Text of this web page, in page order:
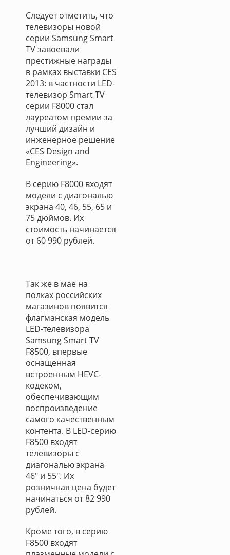
Следует отметить, что
телевизоры новой
серии Samsung Smart
TV завоевали
престижные награды
в рамках выставки CES
2013: в частности LED-
телевизор Smart TV
серии F8000 стал
лауреатом премии за
лучший дизайн и
инженерное решение
«CES Design and
Engineering».
В серию F8000 входят
модели с диагональю
экрана 40, 46, 55, 65 и
75 дюймов. Их
стоимость начинается
от 60 990 рублей.
Так же в мае на
полках российских
магазинов появится
флагманская модель
LED-телевизора
Samsung Smart TV
F8500, впервые
оснащенная
встроенным HEVC-
кодеком,
обеспечивающим
воспроизведение
самого качественным
контента. В LED-серию
F8500 входят
телевизоры с
диагональю экрана
46" и 55". Их
розничная цена будет
начинаться от 82 990
рублей.
Кроме того, в серию
F8500 входят